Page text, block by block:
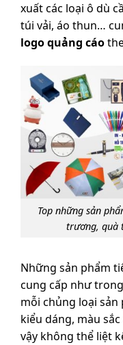
xuất các loại ô dù
túi vải, áo thun…
logo quảng cáo
Top những sản
trương, quà
Những sản phẩm
cung cấp như
mỗi chủng loại sản
kiểu dáng, màu
vậy không thể liệt